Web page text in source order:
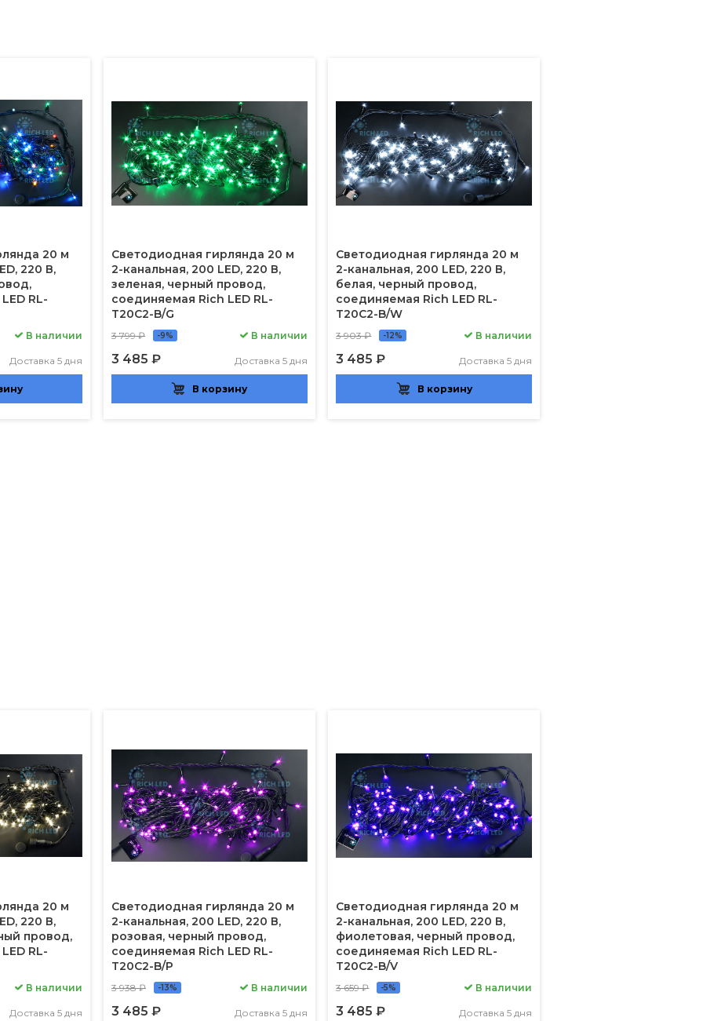
20 м
220 В,
RL-
В наличии
Доставка 5 дня
Светодиодная гирлянда 20 м
2-канальная, 200 LED, 220 В,
зеленая, черный провод,
соединяемая Rich LED RL-
T20C2-B/G
3 799 ₽ -9%
3 485 ₽
В наличии
Доставка 5 дня
В корзину
Светодиодная гирлянда 20 м
2-канальная, 200 LED, 220 В,
белая, черный провод,
соединяемая Rich LED RL-
T20C2-B/W
3 903 ₽ -12%
3 485 ₽
В наличии
Доставка 5 дня
В корзину
20 м
220 В,
провод,
RL-
В наличии
Доставка 5 дня
Светодиодная гирлянда 20 м
2-канальная, 200 LED, 220 В,
розовая, черный провод,
соединяемая Rich LED RL-
T20C2-B/P
3 938 ₽ -13%
3 485 ₽
В наличии
Доставка 5 дня
Светодиодная гирлянда 20 м
2-канальная, 200 LED, 220 В,
фиолетовая, черный провод,
соединяемая Rich LED RL-
T20C2-B/V
3 659 ₽ -5%
3 485 ₽
В наличии
Доставка 5 дня